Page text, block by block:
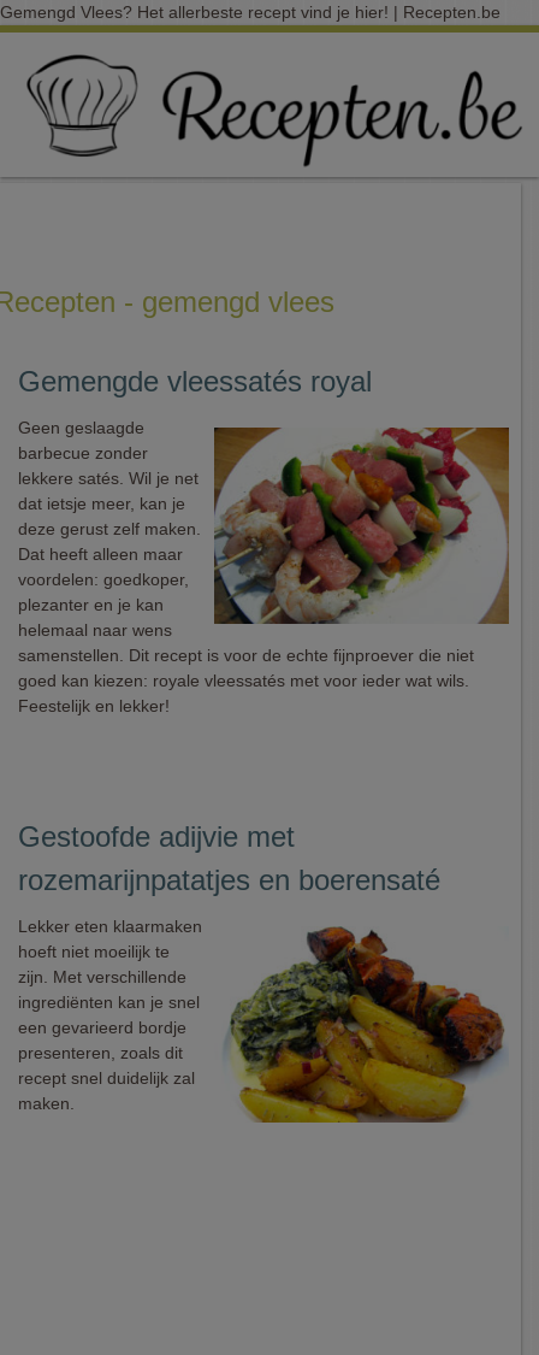
Gemengd Vlees? Het allerbeste recept vind je hier! | Recepten.be
- gemengd vlees
Gemengde vleessatés royal
Geen geslaagde
barbecue zonder
lekkere satés. Wil je net
dat ietsje meer, kan je
deze gerust zelf maken.
Dat heeft alleen maar
voordelen: goedkoper,
plezanter en je kan
helemaal naar wens
samenstellen. Dit recept is voor de echte fijnproever die niet
goed kan kiezen: royale vleessatés met voor ieder wat wils.
Feestelijk en lekker!
Gestoofde adijvie met
rozemarijnpatatjes en boerensaté
Lekker eten klaarmaken
hoeft niet moeilijk te
zijn. Met verschillende
ingrediënten kan je snel
een gevarieerd bordje
presenteren, zoals dit
recept snel duidelijk zal
maken.